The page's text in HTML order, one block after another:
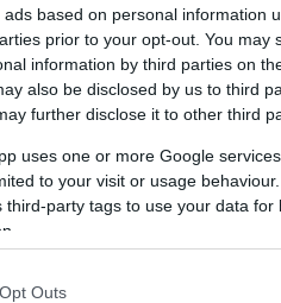
based on personal information
prior to your opt-out. You may
information by third parties on
also be disclosed by us to third
further disclose it to other third
uses one or more Google
to your visit or usage
party tags to use your data for
Outs